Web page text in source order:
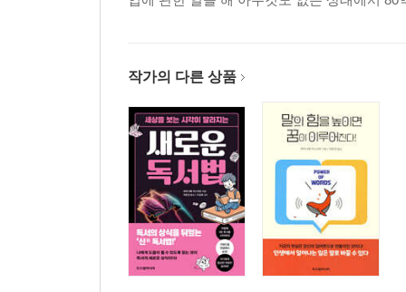
제2장 실천! 20분 만에 할 수 있는 ‘공명 리딩’
스텝 1 책을 펄럭펄럭하며 정보를 뇌에 다운로드한
스텝 3 곡선의 신경 쓰이는 부분의 페이지에서 단
스텝 4 신경 쓰이는 단어를 찾아 질문해나가면서
스텝 5 그 책에서 얻은 아이디어를 활용하는 행동
공명 리딩 Q&A 108
제3장 어디서든지 가볍게 읽을 수 있고, 내용도 안
작가의 다른 상품